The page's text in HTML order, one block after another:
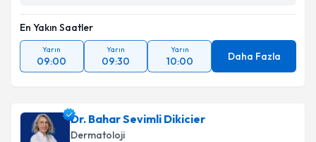
En Yakın Saatler
Yarın
09:00
Yarın
09:30
Yarın
10:00 Daha Fazla
Dr. Bahar Sevimli Dikicier
Dermatoloji